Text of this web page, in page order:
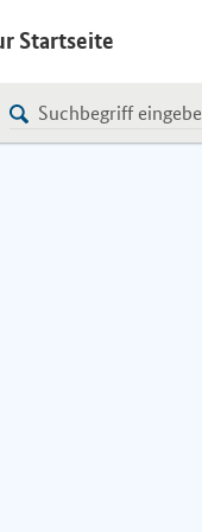
Startseite